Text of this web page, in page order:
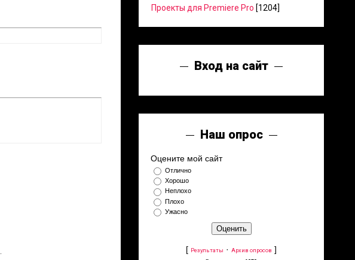
Проекты для Premiere Pro [1204]
Вход на сайт
Наш опрос
Оцените мой сайт
Отлично
Хорошо
Неплохо
Плохо
Ужасно
[ Результаты · Архив опросов ]